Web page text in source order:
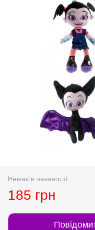
Немає в наявності
185 грн